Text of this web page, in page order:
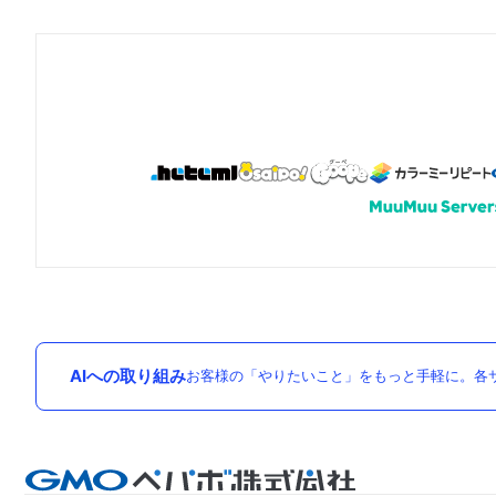
AIへの取り組みお客様の「やりたいこと」をもっと手軽に。